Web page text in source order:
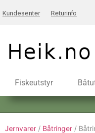
Kundesenter Returinfo
Fiskeutstyr
Jernvarer / Båtringer /